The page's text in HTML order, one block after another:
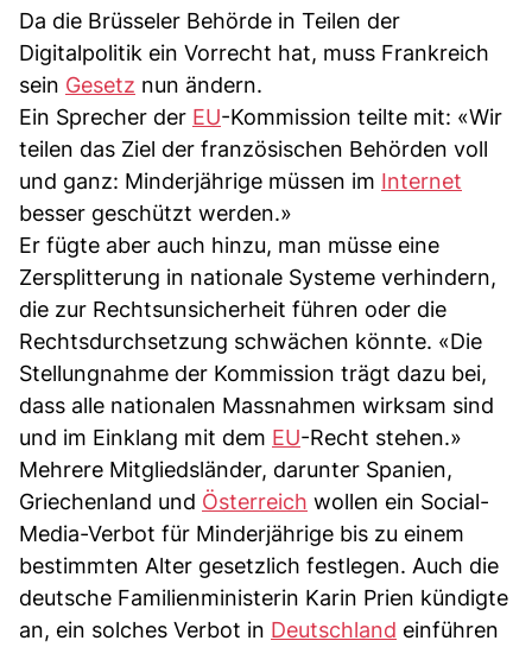
Da die Brüsseler Behörde in Teilen der
Digitalpolitik ein Vorrecht hat, muss Frankreich
sein Gesetz nun ändern.
Ein Sprecher der EU-Kommission teilte mit: «Wir
teilen das Ziel der französischen Behörden voll
und ganz: Minderjährige müssen im Internet
besser geschützt werden.»
Er fügte aber auch hinzu, man müsse eine
Zersplitterung in nationale Systeme verhindern,
die zur Rechtsunsicherheit führen oder die
Rechtsdurchsetzung schwächen könnte. «Die
Stellungnahme der Kommission trägt dazu bei,
dass alle nationalen Massnahmen wirksam sind
und im Einklang mit dem EU-Recht stehen.»
Mehrere Mitgliedsländer, darunter Spanien,
Griechenland und Österreich wollen ein Social-
Media-Verbot für Minderjährige bis zu einem
bestimmten Alter gesetzlich festlegen. Auch die
deutsche Familienministerin Karin Prien kündigte
an, ein solches Verbot in Deutschland einführen